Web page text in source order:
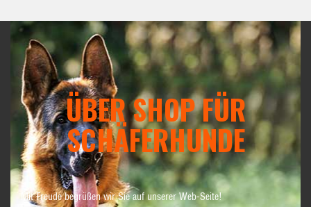
ÜBER SHOP FÜR
SCHÄFERHUNDE
Mit Freude begrüßen wir Sie auf unserer Web-Seite!